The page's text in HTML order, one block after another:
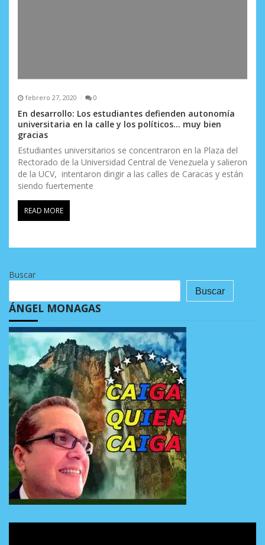
febrero 27, 2020 0
En desarrollo: Los estudiantes defienden autonomía
universitaria en la calle y los políticos… muy bien
gracias
Estudiantes universitarios se concentraron en la Plaza del
Rectorado de la Universidad Central de Venezuela y salieron
de la UCV, intentaron dirigir a las calles de Caracas y están
siendo fuertemente
READ MORE
Buscar
Buscar
ÁNGEL MONAGAS